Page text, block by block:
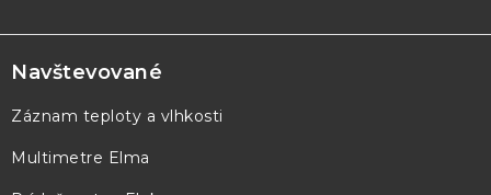
á
p
ä
Navštevované
Záznam teploty a vlhkosti
Multimetre Elma